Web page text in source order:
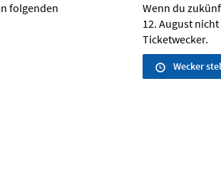
folgenden
Wenn du
12. August
Ticketwecker.
Wecker